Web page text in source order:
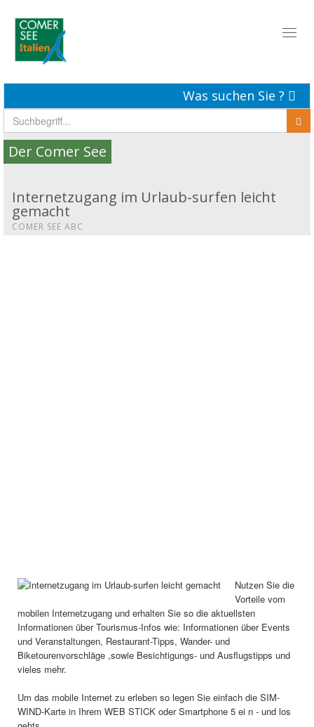
Was suchen Sie ?
Der Comer See
Internetzugang im Urlaub-surfen leicht
gemacht
COMER SEE ABC
Nutzen Sie die
Vorteile vom
mobilen Internetzugang und erhalten Sie so die aktuellsten
Informationen über Tourismus-Infos wie: Informationen über Events
und Veranstaltungen, Restaurant-Tipps, Wander- und
Biketourenvorschläge ,sowie Besichtigungs- und Ausflugstipps und
vieles mehr.
Um das mobile Internet zu erleben so legen Sie einfach die SIM-
WIND-Karte in Ihrem WEB STICK oder Smartphone 5 ei n - und los